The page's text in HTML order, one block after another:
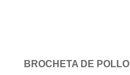
BROCHETA DE POLLO